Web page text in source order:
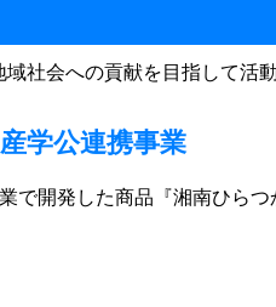
社会への貢献を目指して活動
産学公連携事業
で開発した商品『湘南ひらつ